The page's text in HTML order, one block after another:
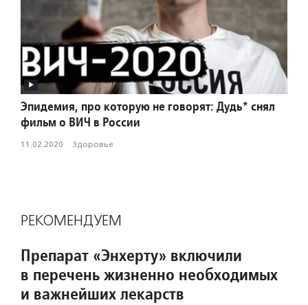
Эпидемия, про которую не говорят: Дудь* снял
фильм о ВИЧ в России
11.02.2020 · Здоровье
РЕКОМЕНДУЕМ
Препарат «Энхерту» включили
в перечень жизненно необходимых
и важнейших лекарств